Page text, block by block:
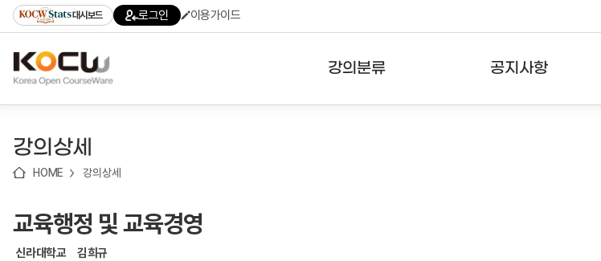
기
기
기
content)
가
대시보드 로그인 이용가이드
강의분류 공지사항
강의상세
HOME 강의상세
교육행정 및 교육경영
신라대학교 김희규